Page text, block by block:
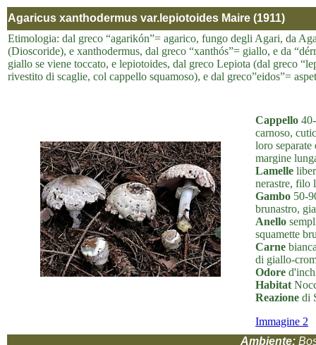
Agaricus xanthodermus var.lepiotoides Maire (1911)
Etimologia: dal greco “agarikón”= agarico, fungo degli Agari, da
(Dioscoride), e xanthodermus, dal greco “xanthós”= giallo, e da
giallo se viene toccato, e lepiotoides, dal greco Lepiota (dal greco
rivestito di scaglie, col cappello squamoso), e dal greco”eidos”=
Cappello
carnoso,
loro separate
margine
Lamelle
nerastre, filo
Gambo 50-
brunastro,
Anello
squamette
Carne
di giallo-
Odore
Habitat
Reazione di
Immagine 2
Ambiente: